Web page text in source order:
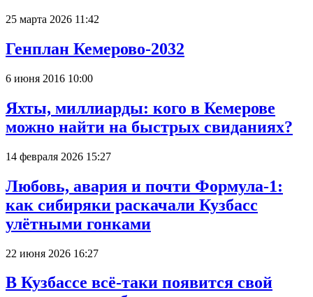
25 марта 2026 11:42
Генплан Кемерово-2032
6 июня 2016 10:00
Яхты, миллиарды: кого в Кемерове
можно найти на быстрых свиданиях?
14 февраля 2026 15:27
Любовь, авария и почти Формула-1:
как сибиряки раскачали Кузбасс
улётными гонками
22 июня 2026 16:27
В Кузбассе всё-таки появится свой